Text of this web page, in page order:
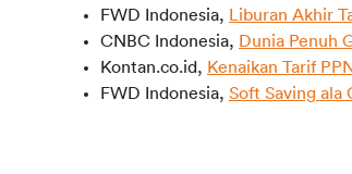
FWD Indonesia,
Liburan Akhir
CNBC Indonesia, Dunia Penuh
Kontan.co.id, Kenaikan Tarif
FWD Indonesia, Soft Saving ala